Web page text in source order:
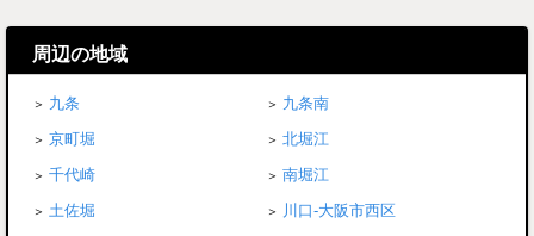
周辺の地域
九条
九条南
京町堀
北堀江
千代崎
南堀江
土佐堀
川口-大阪市西区